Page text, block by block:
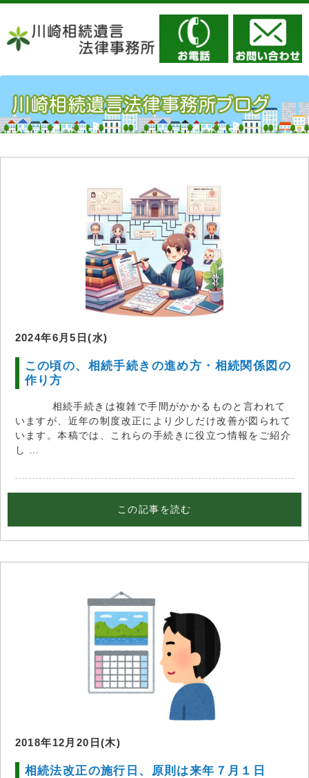
2024年6月5日(水)
この頃の、相続手続きの進め方・相続関係図の
作り方
相続手続きは複雑で手間がかかるものと言われて
いますが、近年の制度改正により少しだけ改善が図られて
います。本稿では、これらの手続きに役立つ情報をご紹介
し …
この記事を読む
2018年12月20日(木)
相続法改正の施行日、原則は来年７月１日